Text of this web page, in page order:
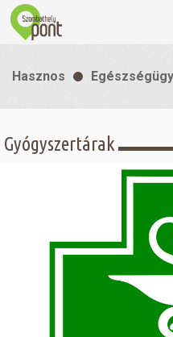
Látnivalók
Szállás
Hasznos Egészségügy
Gyógyszertárak